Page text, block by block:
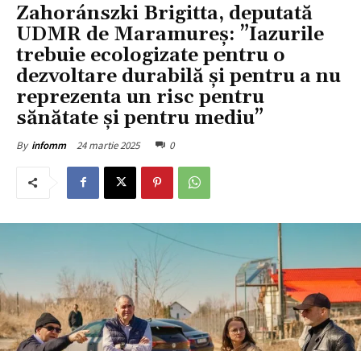
Zahoránszki Brigitta, deputată
UDMR de Maramureș: ”Iazurile
trebuie ecologizate pentru o
dezvoltare durabilă și pentru a nu
reprezenta un risc pentru
sănătate și pentru mediu”
By infomm 24 martie 2025 0